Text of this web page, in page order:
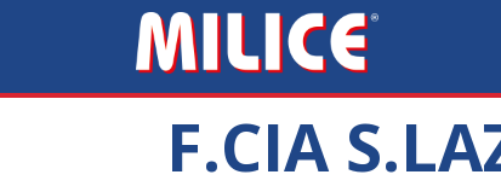
F.CIA